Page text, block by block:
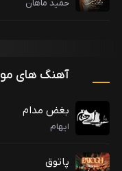
حمید ماهان
آهنگ های
بغض مدام
ایهام
پاتوق